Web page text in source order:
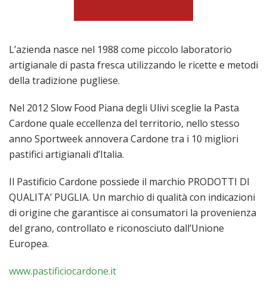
L’azienda nasce nel 1988 come piccolo laboratorio
artigianale di pasta fresca utilizzando le ricette e metodi
della tradizione pugliese.
Nel 2012 Slow Food Piana degli Ulivi sceglie la Pasta
Cardone quale eccellenza del territorio, nello stesso
anno Sportweek annovera Cardone tra i 10 migliori
pastifici artigianali d’Italia.
Il Pastificio Cardone possiede il marchio PRODOTTI DI
QUALITA’ PUGLIA. Un marchio di qualità con indicazioni
di origine che garantisce ai consumatori la provenienza
del grano, controllato e riconosciuto dall’Unione
Europea.
www.pastificiocardone.it